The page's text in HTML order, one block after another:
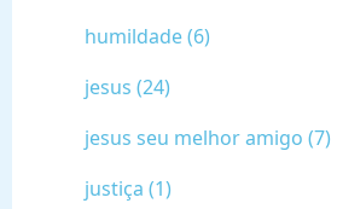
humildade (6)
jesus (24)
jesus seu melhor amigo (7)
justiça (1)